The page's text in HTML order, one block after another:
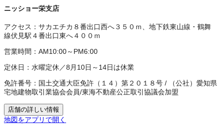
ニッショー栄支店
アクセス： サカエチカ８番出口西へ３５０ｍ、地下鉄東山線・鶴舞
線伏見駅４番出口東へ４００ｍ
営業時間： AM10:00～PM6:00
定休日： 水曜定休／8月10日～14日は休業
免許番号： 国土交通大臣免許（１４）第２０１８号 /
（公社）愛知県
宅地建物取引業協会会員/東海不動産公正取引協議会加盟
店舗の詳しい情報
地図をアプリで開く